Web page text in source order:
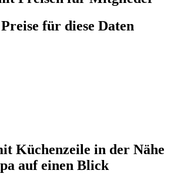
für diese Daten
Küchenzeile in der Nähe
auf einen Blick